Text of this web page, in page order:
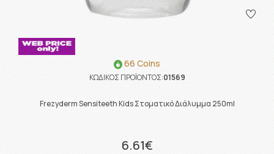
66 Coins
ΚΩΔΙΚΟΣ ΠΡΟΪΟΝΤΟΣ:01569
Frezyderm Sensiteeth Kids Στοματικό Διάλυμμα 250ml
6.61€